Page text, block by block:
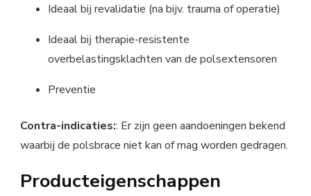
Ideaal bij revalidatie (na bijv. trauma of operatie)
Ideaal bij therapie-resistente
overbelastingsklachten van de polsextensoren
Preventie
Contra-indicaties:: Er zijn geen aandoeningen bekend
waarbij de polsbrace niet kan of mag worden gedragen.
Producteigenschappen